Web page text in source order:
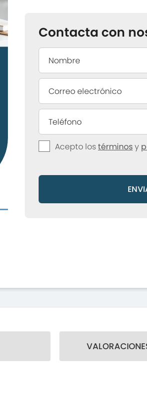
Contacta con
Acepto lostérminosy